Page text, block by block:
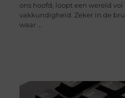
ons hoofd, loopt een wereld
vakkundigheid. Zeker in de
waar ...